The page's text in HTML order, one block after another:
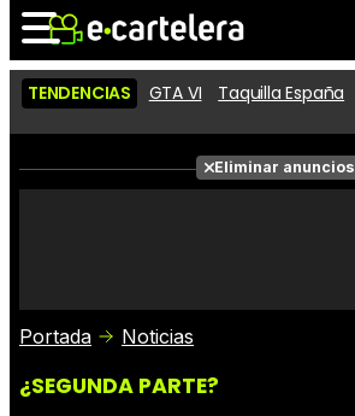
Noticias Cartelera
Críticas
TENDENCIAS GTA VI Taquilla España
Eliminar anuncios
Portada Noticias
¿SEGUNDA PARTE?